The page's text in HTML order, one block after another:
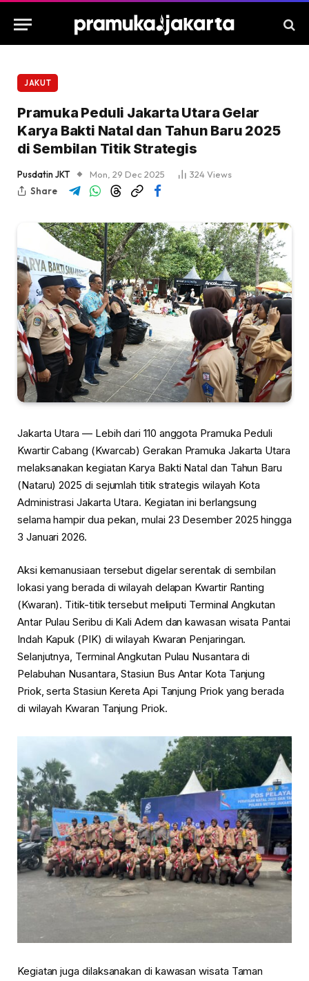
JAKUT
Pramuka Peduli Jakarta Utara Gelar
Karya Bakti Natal dan Tahun Baru 2025
di Sembilan Titik Strategis
Pusdatin JKT Mon, 29 Dec 2025 324Views
Share
Jakarta Utara — Lebih dari 110 anggota Pramuka Peduli
Kwartir Cabang (Kwarcab) Gerakan Pramuka Jakarta Utara
melaksanakan kegiatan Karya Bakti Natal dan Tahun Baru
(Nataru) 2025 di sejumlah titik strategis wilayah Kota
Administrasi Jakarta Utara. Kegiatan ini berlangsung
selama hampir dua pekan, mulai 23 Desember 2025 hingga
3 Januari 2026.
Aksi kemanusiaan tersebut digelar serentak di sembilan
lokasi yang berada di wilayah delapan Kwartir Ranting
(Kwaran). Titik-titik tersebut meliputi Terminal Angkutan
Antar Pulau Seribu di Kali Adem dan kawasan wisata Pantai
Indah Kapuk (PIK) di wilayah Kwaran Penjaringan.
Selanjutnya, Terminal Angkutan Pulau Nusantara di
Pelabuhan Nusantara, Stasiun Bus Antar Kota Tanjung
Priok, serta Stasiun Kereta Api Tanjung Priok yang berada
di wilayah Kwaran Tanjung Priok.
Kegiatan juga dilaksanakan di kawasan wisata Taman